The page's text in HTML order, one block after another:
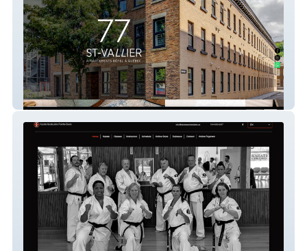
77 St-Vallier